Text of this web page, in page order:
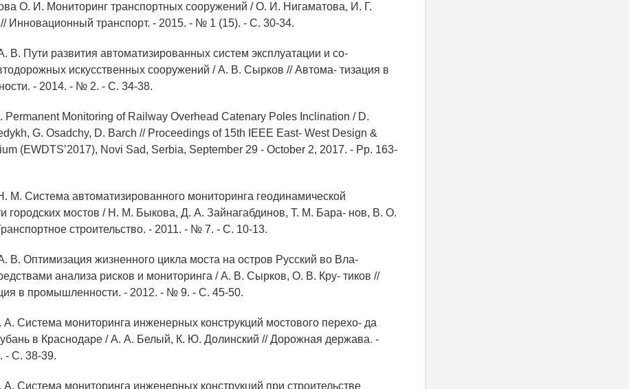
О. И. Мониторинг транспортных сооружений / О. И. Нигаматова, И. Г.
Инновационный транспорт. - 2015. - № 1 (15). - С. 30-34.
В. Пути развития автоматизированных систем эксплуатации и со-
искусственных сооружений / А. В. Сырков // Автома- тизация в
- 2014. - № 2. - С. 34-38.
Permanent Monitoring of Railway Overhead Catenary Poles Inclination / D.
G. Osadchy, D. Barch // Proceedings of 15th IEEE East- West Design &
(EWDTSʼ2017), Novi Sad, Serbia, September 29 - October 2, 2017. - Pp. 163-
М. Система автоматизированного мониторинга геодинамической
городских мостов / Н. М. Быкова, Д. А. Зайнагабдинов, Т. М. Бара- нов, В. О.
строительство. - 2011. - № 7. - С. 10-13.
В. Оптимизация жизненного цикла моста на остров Русский во Вла-
анализа рисков и мониторинга / А. В. Сырков, О. В. Кру- тиков //
в промышленности. - 2012. - № 9. - С. 45-50.
Система мониторинга инженерных конструкций мостового перехо- да
в Краснодаре / А. А. Белый, К. Ю. Долинский // Дорожная держава. -
- С. 38-39.
Система мониторинга инженерных конструкций при строительстве